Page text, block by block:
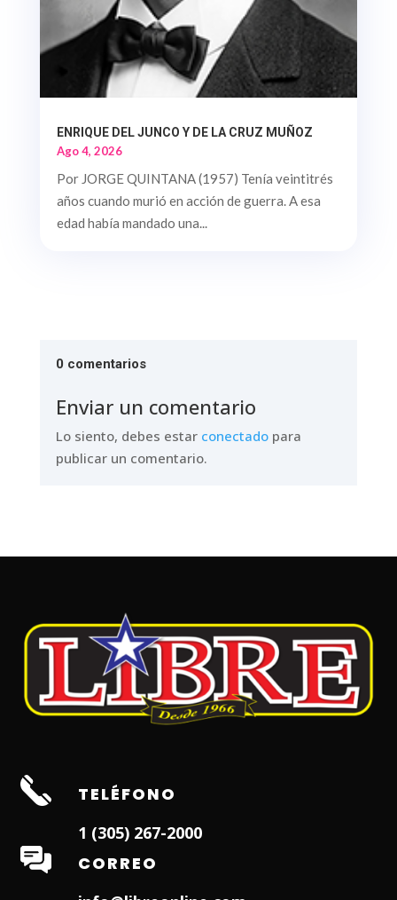
ENRIQUE DEL JUNCO Y DE LA CRUZ MUÑOZ
Ago 4, 2026
Por JORGE QUINTANA (1957) Tenía veintitrés
años cuando murió en acción de guerra. A esa
edad había mandado una...
0 comentarios
Enviar un comentario
Lo siento, debes estar conectadopara
publicar un comentario.
TELÉFONO
1 (305) 267-2000
CORREO